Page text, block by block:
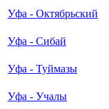
Уфа - Октябрьский
Уфа - Сибай
Уфа - Туймазы
Уфа - Учалы